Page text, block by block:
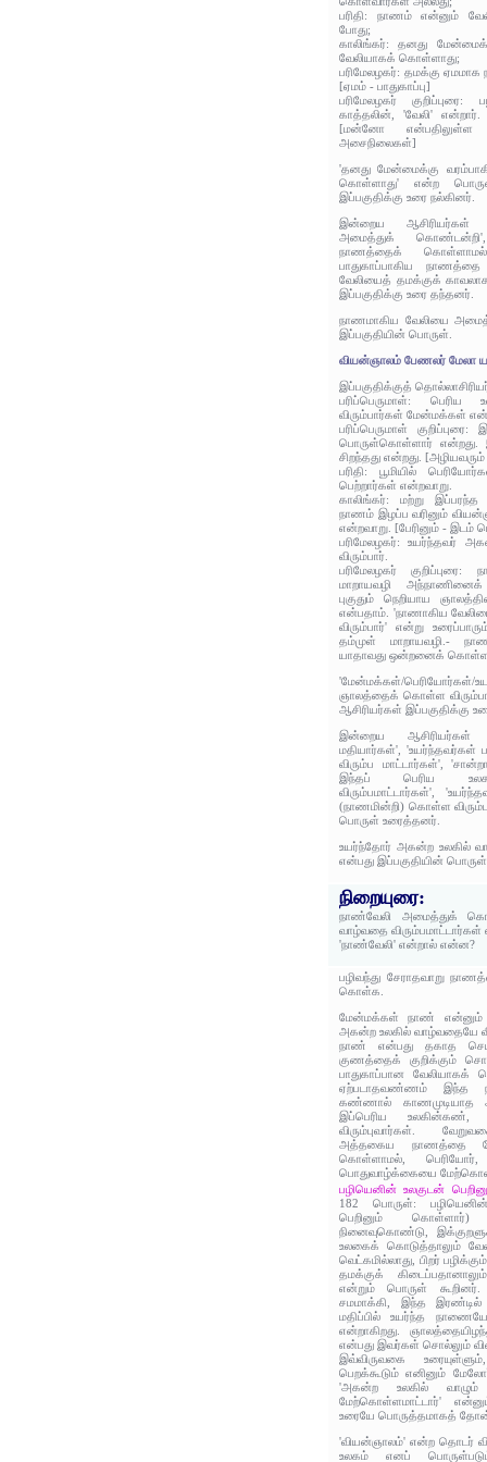
பரிதி: நாணம் என்னும்
போது;
காலிங்கர்: தனது
வேலியாகக் கொள்ளாது;
பரிமேலழகர்: தமக்கு
[ஏமம் - பாதுகாப்பு]
பரிமேலழகர் குறிப்புரை:
காத்தலின், 'வேலி'
[மன்னோ
அசைநிலைகள்]
'தனது மேன்மைக்கு
கொள்ளாது' என்ற
இப்பகுதிக்கு உரை நல்கினர்.
இன்றைய ஆசிரியர்கள்
அமைத்துக்
நாணத்தைக்
பாதுகாப்பாகிய நாணத்தை
வேலியைத் தமக்குக்
இப்பகுதிக்கு உரை தந்தனர்.
நாணமாகிய வேலியை
இப்பகுதியின் பொருள்.
வியன்ஞாலம் பேணலர் மேலா
இப்பகுதிக்குத்
பரிப்பெருமாள்: பெரிய
விரும்பார்கள் மேன்மக்கள்
பரிப்பெருமாள்
பொருள்கொள்ளார் என்றது.
சிறந்தது என்றது.
பரிதி: பூமியில்
பெற்றார்கள் என்றவாறு.
காலிங்கர்: மற்று இப்பரந்த
நாணம் இழப்ப வரினும்
என்றவாறு. [பேரினும் - இடம்
பரிமேலழகர்: உயர்ந்தவர்
விரும்பார்.
பரிமேலழகர்
மாறாயவழி
புகுதும் நெறியாய
என்பதாம். 'நாணாகிய
விரும்பார்' என்று
தம்முள் மாறாயவழி.-
யாதாவது ஒன்றனைக் கொள்ள
'மேன்மக்கள்/
ஞாலத்தைக் கொள்ள
ஆசிரியர்கள் இப்பகுதிக்கு
இன்றைய ஆசிரியர்கள்
மதியார்கள்',
விரும்ப மாட்டார்கள்',
இந்தப் பெரிய உலகம்
விரும்பமாட்டார்கள்',
(நாணமின்றி) கொள்ள
பொருள் உரைத்தனர்.
உயர்ந்தோர் அகன்ற உலகில்
என்பது இப்பகுதியின்
நிறையுரை:
நாண்வேலி அமைத்துக்
வாழ்வதை
'நாண்வேலி' என்றால் என்ன?
பழிவந்து சேராதவாறு
கொள்க.
மேன்மக்கள் நாண் என்னும்
அகன்ற உலகில் வாழ்வதையே
நாண் என்பது தகாத
குணத்தைக் குறிக்கும்
பாதுகாப்பான வேலியாகக்
ஏற்படாதவண்ணம் இந்த
கண்ணால் காணமுடியாத
இப்பெரிய
விரும்புவார்கள்.
அத்தகைய நாணத்தை
கொள்ளாமல், பெரியோர்,
பொதுவாழ்க்கையை
பழியெனின் உலகுடன்
182 பொருள்:
பெறினும்
நினைவுகொண்டு,
உலகைக் கொடுத்தாலும்
வெட்கமில்லாது, பிறர்
தமக்குக்
என்றும் பொருள் கூறினர்.
சமமாக்கி, இந்த
மதிப்பில் உயர்ந்த
என்றாகிறது.
என்பது இவர்கள் சொல்லும்
இவ்விருவகை
பெறக்கூடும் எனினும்
'அகன்ற உலகில் வாழும்
மேற்கொள்ளமாட்டார்'
உரையே பொருத்தமாகத்
'வியன்ஞாலம்' என்ற தொடர்
உலகம் எனப்